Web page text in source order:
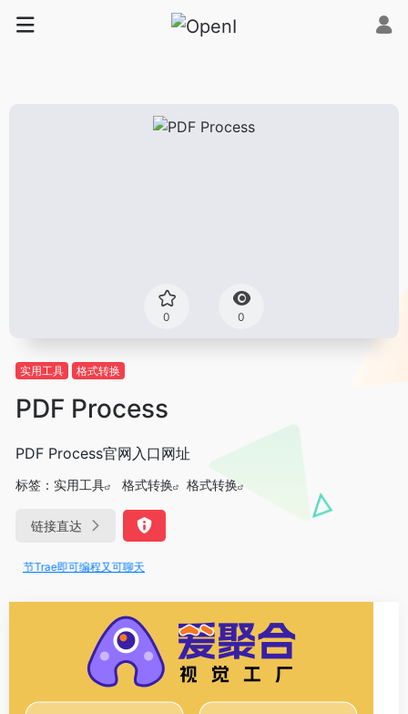
0 0
实用工具 格式转换
PDF Process
PDF Process官网入口网址
标签： 实用工具 格式转换 格式转换
链接直达
Trae即可编程又可聊天